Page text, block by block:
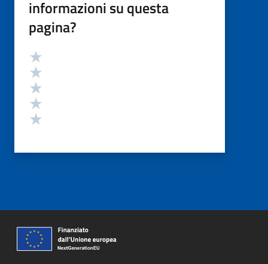
informazioni su questa
pagina?
Valutazione